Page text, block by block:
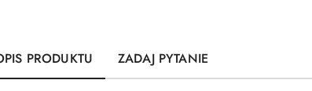
PRODUKTU ZADAJ PYTANIE